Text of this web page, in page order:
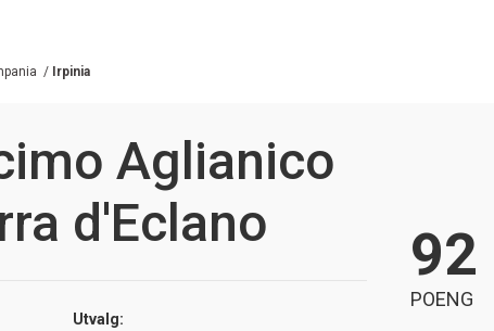
/ Irpinia
Aglianico
d'Eclano
Utvalg:
92
POENG